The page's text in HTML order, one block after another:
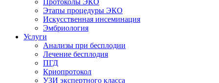
Протоколы ЭКО
Этапы процедуры ЭКО
Искусственная инсеминация
Эмбриология
Услуги
Анализы при бесплодии
Лечение бесплодия
ПГД
Криопротокол
УЗИ экспертного класса